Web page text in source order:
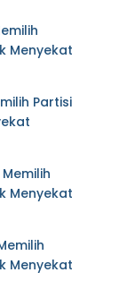
Menyekat
Partisi
Menyekat
Menyekat